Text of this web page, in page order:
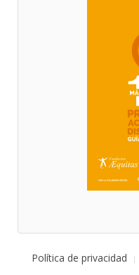
Política de privacidad